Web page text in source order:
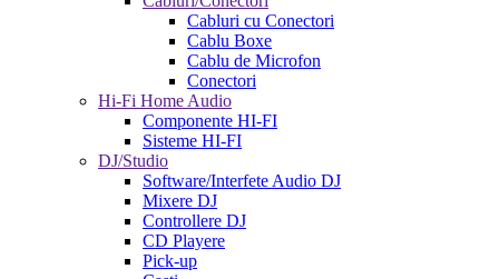
Cabluri cu Conectori
Cablu Boxe
Cablu de Microfon
Conectori
Hi-Fi Home Audio
Componente HI-FI
Sisteme HI-FI
DJ/Studio
Software/Interfete Audio DJ
Mixere DJ
Controllere DJ
CD Playere
Pick-up